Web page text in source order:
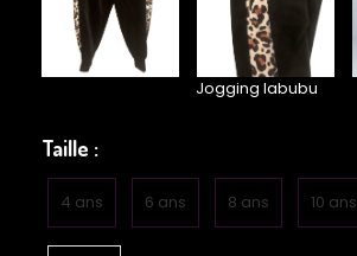
Jogging labubu
Taille :
4 ans 6 ans 8 ans 10 ans